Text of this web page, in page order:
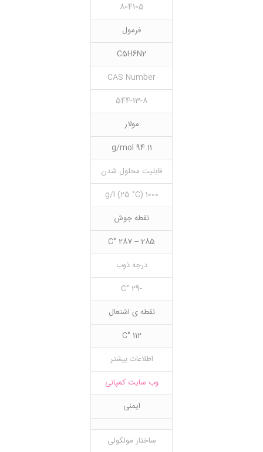
804105
فرمول
C5H6N2
CAS Number
544-13-8
مولار
94.11 g/mol
قابلیت محلول شدن
1000 g/l (25 °C)
نقطه جوش
285 – 287 °C
درجه ذوب
-29 °C
نقطه ی اشتعال
112 °C
اطلاعات بیشتر
وب سایت کمپانی
ایمنی
ساختار مولکولی